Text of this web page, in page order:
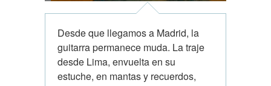
Desde que llegamos a Madrid, la
guitarra permanece muda. La traje
desde Lima, envuelta en su
estuche, en mantas y recuerdos,